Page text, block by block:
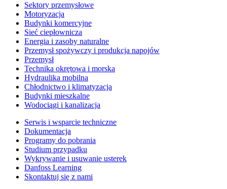
Sektory przemysłowe
Motoryzacja
Budynki komercyjne
Sieć ciepłownicza
Energia i zasoby naturalne
Przemysł spożywczy i produkcja napojów
Przemysł
Technika okrętowa i morska
Hydraulika mobilna
Chłodnictwo i klimatyzacja
Budynki mieszkalne
Wodociągi i kanalizacja
Serwis i wsparcie techniczne
Dokumentacja
Programy do pobrania
Studium przypadku
Wykrywanie i usuwanie usterek
Danfoss Learning
Skontaktuj się z nami